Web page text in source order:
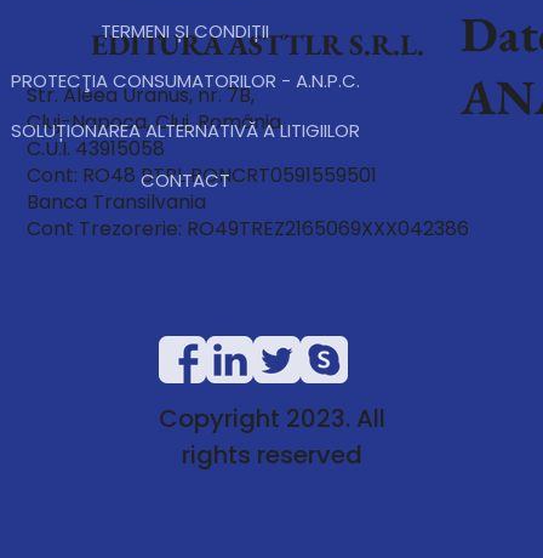
EDITURA ASTTLR S.R.L.
Str. Aleea Uranus, nr. 7B,
Cluj-Napoca, Cluj, România
C.U.I. 43915058
Cont: RO48 BTRL RONCRT0591559501
Banca Transilvania
Cont Trezorerie: RO49TREZ2165069XXX042386
TERMENI ȘI CONDIȚII
PROTECŢIA CONSUMATORILOR - A.N.P.C.
SOLUȚIONAREA ALTERNATIVĂ A LITIGIILOR
CONTACT
Copyright 2023. All
rights reserved